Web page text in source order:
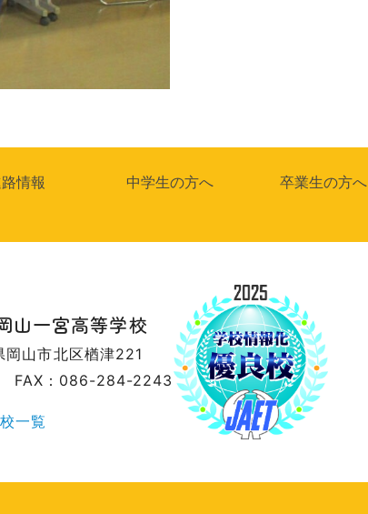
情報 中学生の方へ 卒業生の方へ
山一宮高等学校
山市北区楢津221
FAX：086-284-2243
一覧